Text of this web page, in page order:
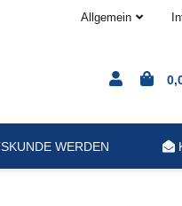
Allgemein
WERDEN